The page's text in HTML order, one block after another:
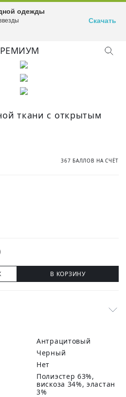
ткани с открытым
367 БАЛЛОВ НА СЧЁТ
В КОРЗИНУ
Антрацитовый
черный
Нет
полиэстер 63%,
вискоза 34%, эластан
3%
одежды
Скачать